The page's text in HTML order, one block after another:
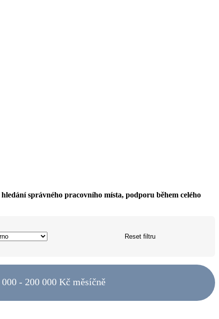
správného pracovního místa, podporu během celého
Reset filtru
000 - 200 000 Kč měsíčně